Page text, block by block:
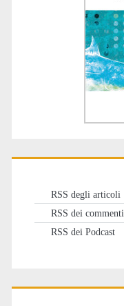
RSS degli articoli
RSS dei commenti
RSS dei Podcast